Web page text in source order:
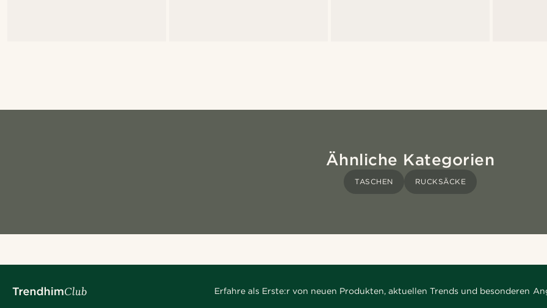
Ähnliche Kategorien
TASCHEN RUCKSÄCKE
Erfahre als Erste:r von neuen Produkten, aktuellen Trends und besonderen